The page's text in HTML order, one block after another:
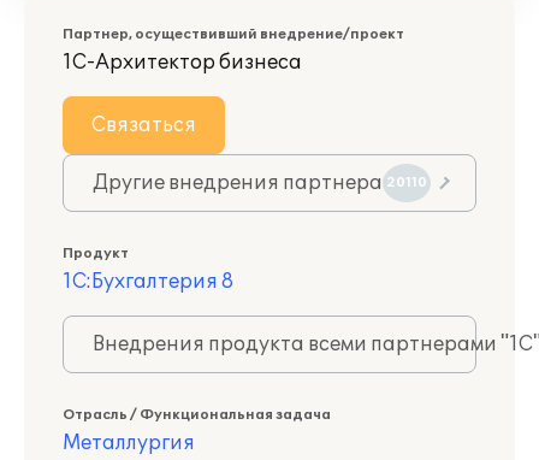
Партнер, осуществивший внедрение/проект
1С-Архитектор бизнеса
Связаться
Другие внедрения партнера 20110
Продукт
1С:Бухгалтерия 8
Внедрения продукта всеми партнерами
Отрасль / Функциональная задача
Металлургия